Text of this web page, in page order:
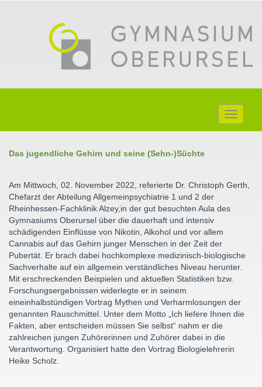
Toggle
Das jugendliche Gehirn und seine (Sehn-)Süchte
Am Mittwoch, 02. November 2022, referierte Dr. Christoph Gerth,
Chefarzt der Abteilung Allgemeinpsychiatrie 1 und 2 der
Rheinhessen-Fachklinik Alzey,in der gut besuchten Aula des
Gymnasiums Oberursel über die dauerhaft und intensiv
schädigenden Einflüsse von Nikotin, Alkohol und vor allem
Cannabis auf das Gehirn junger Menschen in der Zeit der
Pubertät. Er brach dabei hochkomplexe medizinisch-biologische
Sachverhalte auf ein allgemein verständliches Niveau herunter.
Mit erschreckenden Beispielen und aktuellen Statistiken bzw.
Forschungsergebnissen widerlegte er in seinem
eineinhalbstündigen Vortrag Mythen und Verharmlosungen der
genannten Rauschmittel. Unter dem Motto „Ich liefere Ihnen die
Fakten, aber entscheiden müssen Sie selbst“ nahm er die
zahlreichen jungen Zuhörerinnen und Zuhörer dabei in die
Verantwortung. Organisiert hatte den Vortrag Biologielehrerin
Heike Scholz.